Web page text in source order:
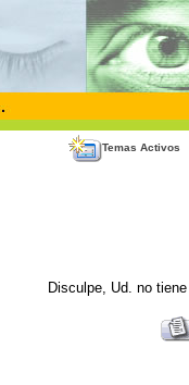
Temas Activos
Disculpe, Ud. no